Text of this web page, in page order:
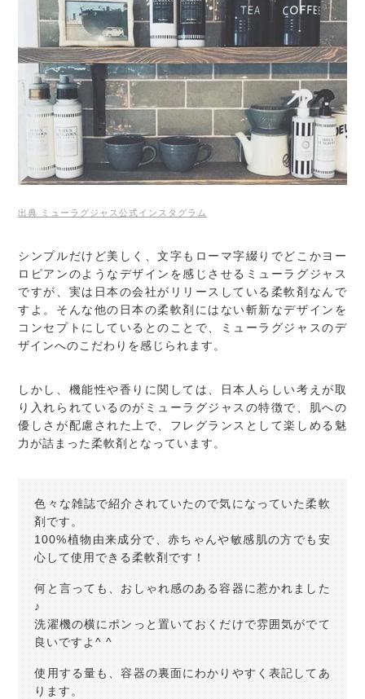
出典 ミューラグジャス公式インスタグラム
シンプルだけど美しく、文字もローマ字綴りでどこかヨー
ロピアンのようなデザインを感じさせるミューラグジャス
ですが、実は日本の会社がリリースしている柔軟剤なんで
すよ。そんな他の日本の柔軟剤にはない斬新なデザインを
コンセプトにしているとのことで、ミューラグジャスのデ
ザインへのこだわりを感じられます。
しかし、機能性や香りに関しては、日本人らしい考えが取
り入れられているのがミューラグジャスの特徴で、肌への
優しさが配慮された上で、フレグランスとして楽しめる魅
力が詰まった柔軟剤となっています。
色々な雑誌で紹介されていたので気になっていた柔軟
剤です。
100%植物由来成分で、赤ちゃんや敏感肌の方でも安
心して使用できる柔軟剤です！
何と言っても、おしゃれ感のある容器に惹かれました
♪
洗濯機の横にポンっと置いておくだけで雰囲気がでて
良いですよ^ ^
使用する量も、容器の裏面にわかりやすく表記してあ
ります。